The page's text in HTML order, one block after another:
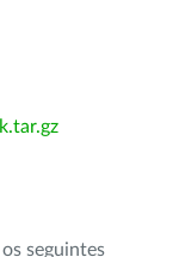
seguintes